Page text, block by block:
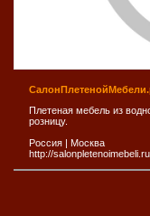
Плетеная мебель из
розницу.
Россия | Москва
http://salonpletenoimebeli.ru